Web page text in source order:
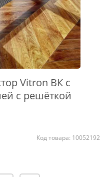
Vitron ВК с
с решёткой
Код товара: 10052192